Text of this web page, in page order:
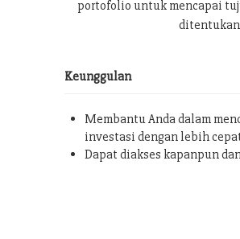
portofolio untuk mencapai
ditentukan
Keunggulan
Membantu Anda dalam
investasi dengan lebih
Dapat diakses kapanpun